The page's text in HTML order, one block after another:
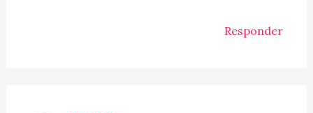
Responder